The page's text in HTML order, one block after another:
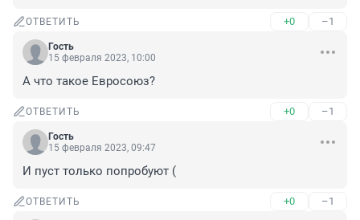
ОТВЕТИТЬ +0 –1
Гость
15 февраля 2023, 10:00
А что такое Евросоюз?
ОТВЕТИТЬ +0 –1
Гость
15 февраля 2023, 09:47
И пуст только попробуют (
ОТВЕТИТЬ +0 –1